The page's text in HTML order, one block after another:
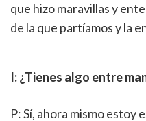
que hizo maravillas y
de la que partíamos y la
I: ¿Tienes algo entre
P: Sí, ahora mismo estoy